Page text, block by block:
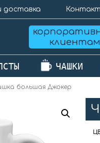
доставка
клиентам
ЧАШКИ
большая Джокер